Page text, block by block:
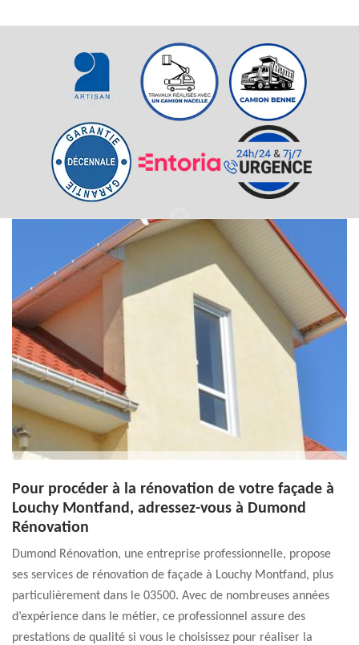
Pour procéder à la rénovation de votre façade à
Louchy Montfand, adressez-vous à Dumond
Rénovation
Dumond Rénovation, une entreprise professionnelle, propose
ses services de rénovation de façade à Louchy Montfand, plus
particulièrement dans le 03500. Avec de nombreuses années
d’expérience dans le métier, ce professionnel assure des
prestations de qualité si vous le choisissez pour réaliser la